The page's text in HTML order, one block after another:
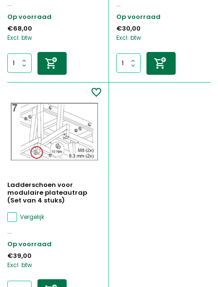
...
Op voorraad
€68,00
Excl. btw
...
Op voorraad
€30,00
Excl. btw
Ladderschoen voor
modulaire plateautrap
(Set van 4 stuks)
Vergelijk
...
Op voorraad
€39,00
Excl. btw